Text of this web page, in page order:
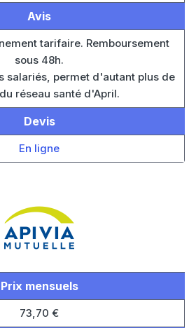
Avis
tarifaire. Remboursement
sous 48h.
salariés, permet d'autant plus de
réseau santé d'April.
Devis
En ligne
Prix mensuels
73,70 €